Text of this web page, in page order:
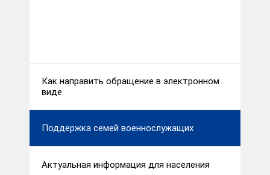
Как направить обращение в электронном
виде
Поддержка семей военнослужащих
Актуальная информация для населения